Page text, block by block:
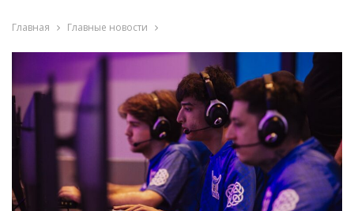
Главная Главные новости